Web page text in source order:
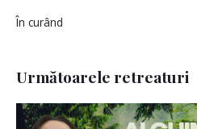
În curând
Următoarele retreaturi